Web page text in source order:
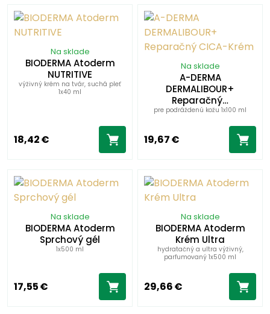
Na sklade
BIODERMA Atoderm
NUTRITIVE
výživný krém na tvár, suchá pleť
1x40 ml
18,42 €
Na sklade
A-DERMA
DERMALIBOUR+
Reparačný…
pre podráždenú kožu 1x100 ml
19,67 €
Na sklade
BIODERMA Atoderm
Sprchový gél
1x500 ml
17,55 €
Na sklade
BIODERMA Atoderm
Krém Ultra
hydratačný a ultra výživný,
parfumovaný 1x500 ml
29,66 €